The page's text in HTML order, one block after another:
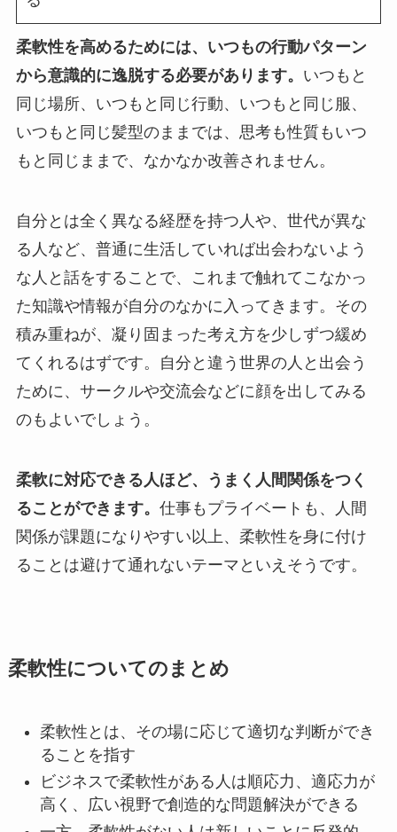
柔軟性を高めるためには、いつもの行動パターン
から意識的に逸脱する必要があります。 いつもと
同じ場所、いつもと同じ行動、いつもと同じ服、
いつもと同じ髪型のままでは、思考も性質もいつ
もと同じままで、なかなか改善されません。
自分とは全く異なる経歴を持つ人や、世代が異な
る人など、普通に生活していれば出会わないよう
な人と話をすることで、これまで触れてこなかっ
た知識や情報が自分のなかに入ってきます。その
積み重ねが、凝り固まった考え方を少しずつ緩め
てくれるはずです。自分と違う世界の人と出会う
ために、サークルや交流会などに顔を出してみる
のもよいでしょう。
柔軟に対応できる人ほど、うまく人間関係をつく
ることができます。 仕事もプライベートも、人間
関係が課題になりやすい以上、柔軟性を身に付け
ることは避けて通れないテーマといえそうです。
柔軟性についてのまとめ
柔軟性とは、その場に応じて適切な判断ができ
ることを指す
ビジネスで柔軟性がある人は順応力、適応力が
高く、広い視野で創造的な問題解決ができる